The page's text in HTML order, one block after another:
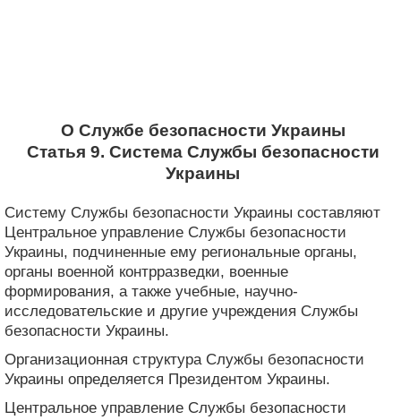
О Службе безопасности Украины
Статья 9. Система Службы безопасности
Украины
Систему Службы безопасности Украины составляют
Центральное управление Службы безопасности
Украины, подчиненные ему региональные органы,
органы военной контрразведки, военные
формирования, а также учебные, научно-
исследовательские и другие учреждения Службы
безопасности Украины.
Организационная структура Службы безопасности
Украины определяется Президентом Украины.
Центральное управление Службы безопасности